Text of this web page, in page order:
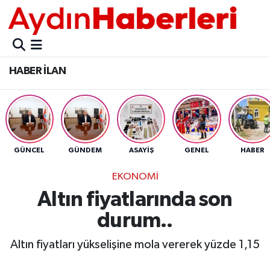
HABER İLAN
GÜNCEL GÜNDEM ASAYİŞ GENEL HABER
EKONOMİ
Altın fiyatlarında son
durum..
Altın fiyatları yükselişine mola vererek yüzde 1,15
GÜNCEL
POLİTİKA
BELEDİYELER
ASAYİŞ
BÜLTEN
Aydın Nöbetçi Eczaneler
Aydın Hava Durumu
Aydin Namaz Vakitleri
Aydın Trafik Yoğunluk Haritası
Tüm Manşetler
Son Dakika Haberleri